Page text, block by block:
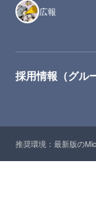
広報
採用情報（グル
推奨環境：最新版の